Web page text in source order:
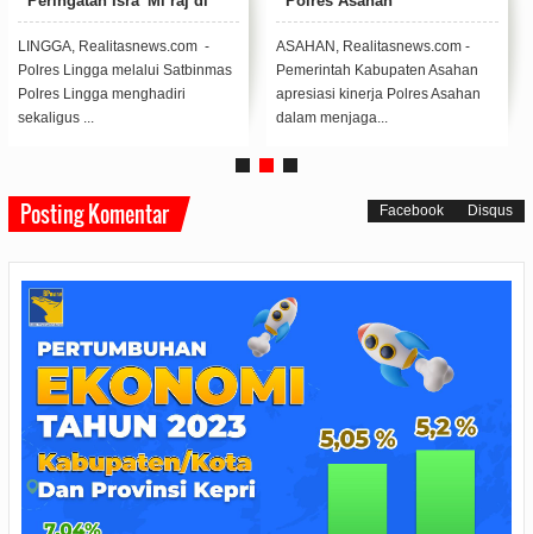
SMPN 1 Singkep Pesisir
LINGGA, Realitasnews.com -
Polres Lingga melalui Satbinmas
Polres Lingga menghadiri
sekaligus ...
ASAHAN, Realitasnews.com -
Pemerintah Kabupaten Asahan
apresiasi kinerja Polres Asahan
dalam menjaga...
Posting Komentar Facebook Disqus